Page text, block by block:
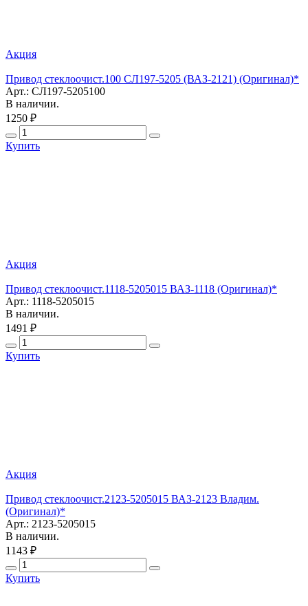
Акция
Привод стеклоочист.100 СЛ197-5205 (ВАЗ-2121) (Оригинал)*
Арт.: СЛ197-5205100
В наличии.
1250 ₽
Купить
Акция
Привод стеклоочист.1118-5205015 ВАЗ-1118 (Оригинал)*
Арт.: 1118-5205015
В наличии.
1491 ₽
Купить
Акция
Привод стеклоочист.2123-5205015 ВАЗ-2123 Владим.
(Оригинал)*
Арт.: 2123-5205015
В наличии.
1143 ₽
Купить